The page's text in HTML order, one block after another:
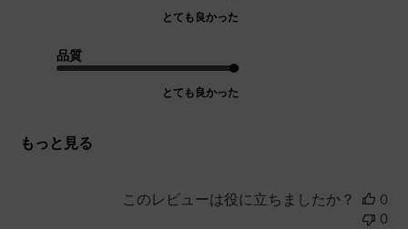
とても良かった
品質
とても良かった
もっと見る
このレビューは役に立ちましたか？
0
0